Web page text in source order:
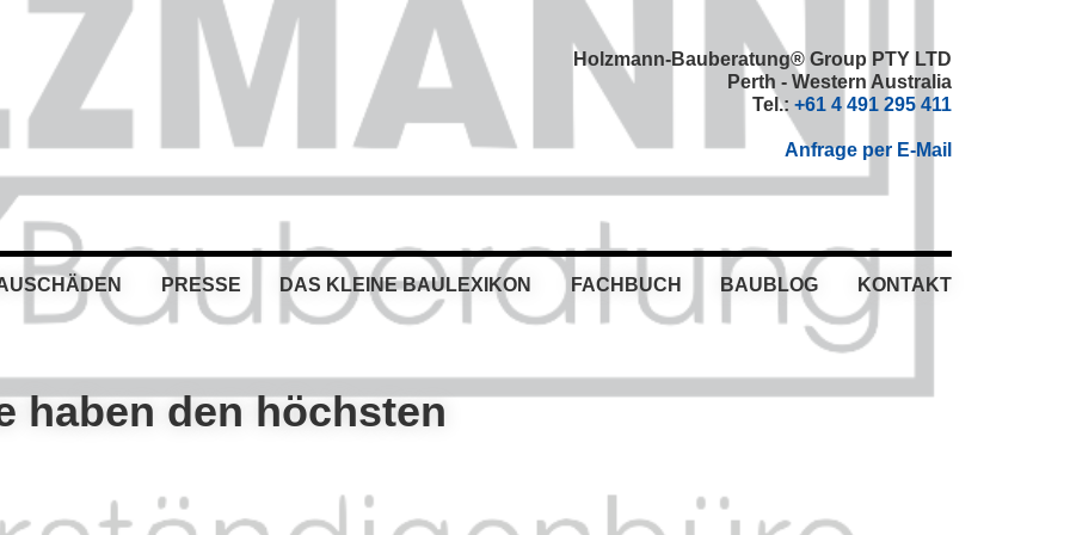
Holzmann-Bauberatung® Group PTY LTD
Perth - Western Australia
Tel.: +61 4 491 295 411
Anfrage per E-Mail
PRESSE DAS KLEINE BAULEXIKON FACHBUCH BAUBLOG KONTAKT
haben den höchsten